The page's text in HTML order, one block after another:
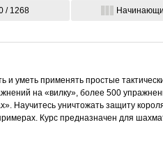
/ 1268
уметь применять простые
на «вилку», более 500
Научитесь уничтожать защиту
Курс предназначен для